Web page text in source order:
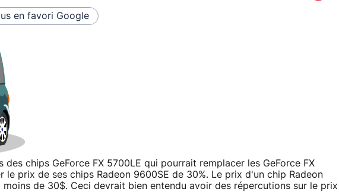
en favori Google
chips GeForce FX 5700LE qui pourrait remplacer les GeForce FX
le prix de ses chips Radeon 9600SE de 30%. Le prix d'un chip Radeon
moins de 30$. Ceci devrait bien entendu avoir des répercutions sur le prix